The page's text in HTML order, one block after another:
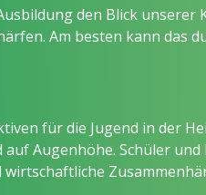
den Blick
Am besten kann
für die Jugend in der
Augenhöhe. Schüler